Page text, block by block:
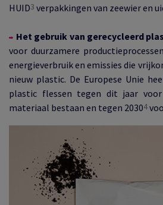
HUID3 verpakkingen van zeewier en
Het gebruik van gerecycleerd
voor duurzamere
energieverbruik en emissies die
nieuw plastic. De Europese Unie
plastic flessen tegen dit jaar voor
materiaal bestaan en tegen 20304